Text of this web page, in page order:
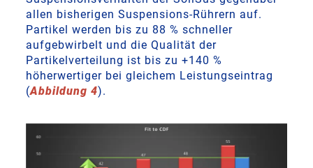
allen bisherigen Suspensions-Rührern auf.
Partikel werden bis zu 88 % schneller
aufgebwirbelt und die Qualität der
Partikelverteilung ist bis zu +140 %
höherwertiger bei gleichem Leistungseintrag
(Abbildung 4).